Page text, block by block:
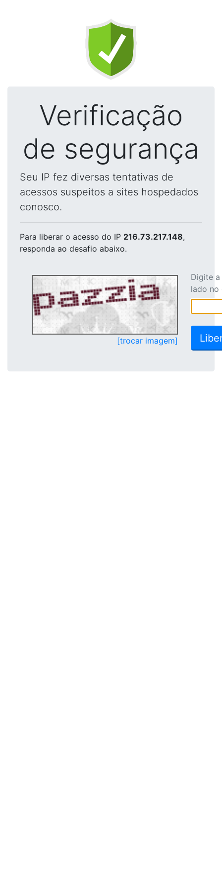
Verificação
de segurança
Seu IP fez diversas tentativas de
acessos suspeitos a sites hospedados
conosco.
Para liberar o acesso do IP 216.73.217.148,
responda ao desafio abaixo.
[trocar imagem]
Digite
lado no